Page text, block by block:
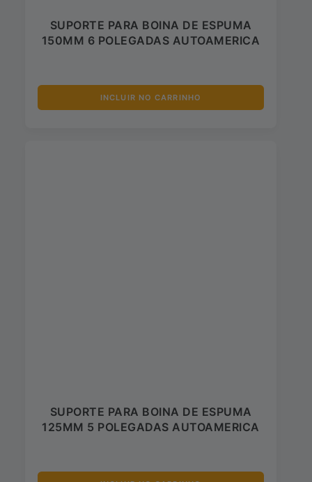
SUPORTE PARA BOINA DE ESPUMA
150MM 6 POLEGADAS AUTOAMERICA
INCLUIR NO CARRINHO
SUPORTE PARA BOINA DE ESPUMA
125MM 5 POLEGADAS AUTOAMERICA